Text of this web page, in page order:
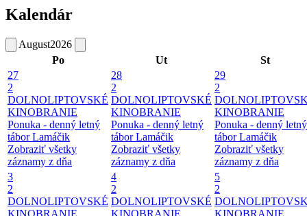
Kalendár
August2026
Po
Ut
St
27
2
DOLNOLIPTOVSKÉ
KINOBRANIE
Ponuka - denný letný
tábor Lamáčik
Zobraziť všetky
záznamy z dňa
28
2
DOLNOLIPTOVSKÉ
KINOBRANIE
Ponuka - denný letný
tábor Lamáčik
Zobraziť všetky
záznamy z dňa
29
2
KINOBRANIE
Ponuka - denný letný
tábor Lamáčik
Zobraziť všetky
záznamy z dňa
3
2
DOLNOLIPTOVSKÉ
KINOBRANIE
4
2
DOLNOLIPTOVSKÉ
KINOBRANIE
5
2
KINOBRANIE